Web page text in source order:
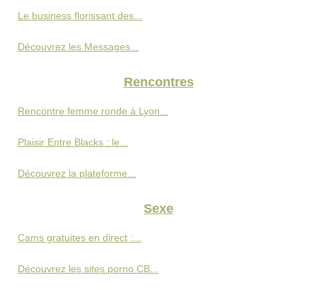
Le business florissant des...
Découvrez les Messages...
Rencontres
Rencontre femme ronde à Lyon...
Plaisir Entre Blacks : le...
Découvrez la plateforme...
Sexe
Cams gratuites en direct :...
Découvrez les sites porno CB...